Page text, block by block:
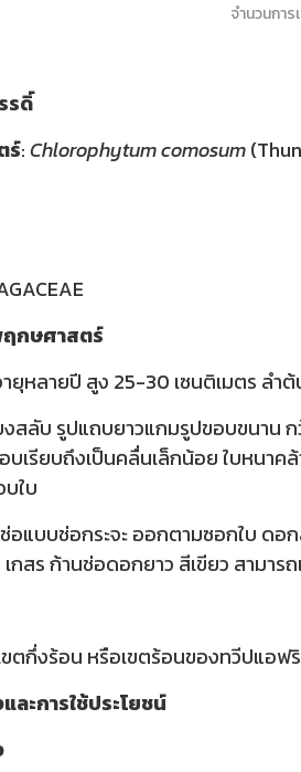
จำนวนกา
รดิ์
ร์:Chlorophytum comosum
กษศาสตร์
ยุหลายปี สูง 25-30 เซนติเมตร ลำต้
งสลับ รูปแถบยาวแกมรูปขอบขนาน
บเรียบถึงเป็นคลื่นเล็กน้อย ใบหนา
ใบ
อแบบช่อกระจะ ออกตามซอกใบ ดอ
เกสร ก้านช่อดอกยาว สีเขียว สามาร
ตกึ่งร้อน หรือเขตร้อนของทวีปแอฟริ
ละการใช้ประโยชน์